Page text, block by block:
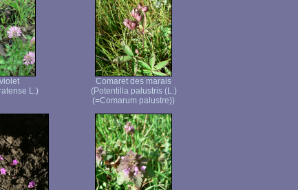
L.)
Comaret des marais
(Potentilla palustris (L.)
(=Comarum palustre))